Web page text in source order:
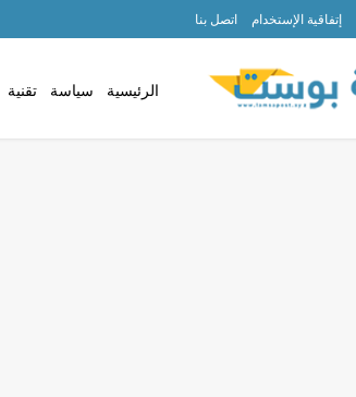
إتفاقية الإستخدام اتصل بنا
الرئيسية سياسة تقنية